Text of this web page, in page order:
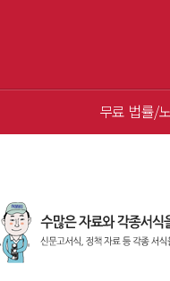
무료 법률/